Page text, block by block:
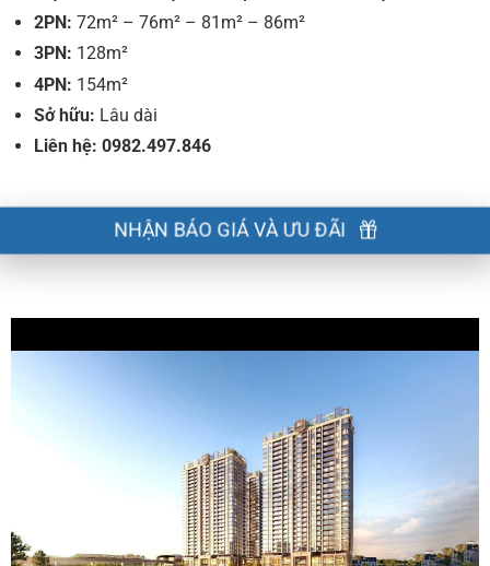
2PN: 72m² – 76m² – 81m² – 86m²
3PN: 128m²
4PN: 154m²
Sở hữu: Lâu dài
Liên hệ: 0982.497.846
NHẬN BÁO GIÁ VÀ ƯU ĐÃI